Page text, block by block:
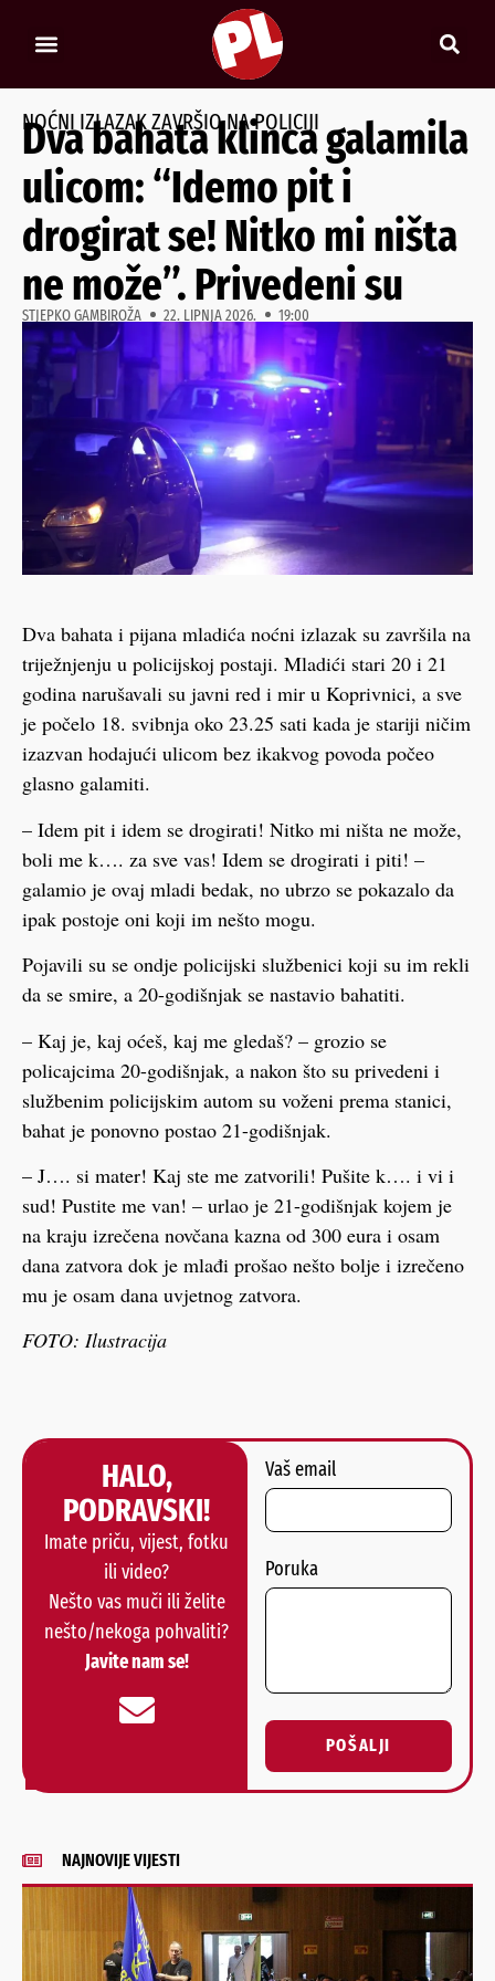
NOĆNI IZLAZAK ZAVRŠIO NA POLICIJI
Dva bahata klinca galamila
ulicom: “Idemo pit i
drogirat se! Nitko mi ništa
ne može”. Privedeni su
STJEPKO GAMBIROŽA 22. LIPNJA 2026. 19:00
Dva bahata i pijana mladića noćni izlazak su završila na
triježnjenju u policijskoj postaji. Mladići stari 20 i 21
godina narušavali su javni red i mir u Koprivnici, a sve
je počelo 18. svibnja oko 23.25 sati kada je stariji ničim
izazvan hodajući ulicom bez ikakvog povoda počeo
glasno galamiti.
– Idem pit i idem se drogirati! Nitko mi ništa ne može,
boli me k…. za sve vas! Idem se drogirati i piti! –
galamio je ovaj mladi bedak, no ubrzo se pokazalo da
ipak postoje oni koji im nešto mogu.
Pojavili su se ondje policijski službenici koji su im rekli
da se smire, a 20-godišnjak se nastavio bahatiti.
– Kaj je, kaj oćeš, kaj me gledaš? – grozio se
policajcima 20-godišnjak, a nakon što su privedeni i
službenim policijskim autom su voženi prema stanici,
bahat je ponovno postao 21-godišnjak.
– J…. si mater! Kaj ste me zatvorili! Pušite k…. i vi i
sud! Pustite me van! – urlao je 21-godišnjak kojem je
na kraju izrečena novčana kazna od 300 eura i osam
dana zatvora dok je mlađi prošao nešto bolje i izrečeno
mu je osam dana uvjetnog zatvora.
FOTO: Ilustracija
HALO,
PODRAVSKI!
Imate priču, vijest, fotku
ili video?
Nešto vas muči ili želite
nešto/nekoga pohvaliti?
Javite nam se!
Vaš email
Poruka
POŠALJI
Alternative:
NAJNOVIJE VIJESTI